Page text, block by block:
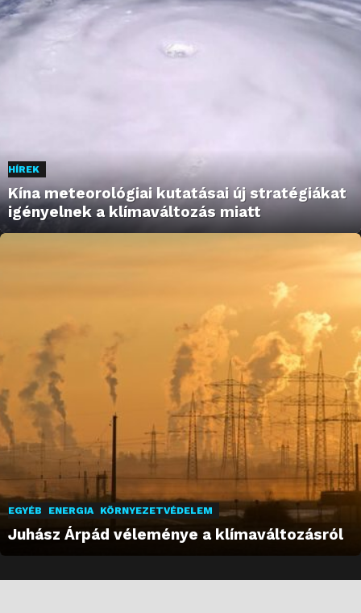
HÍREK
Kína meteorológiai kutatásai új stratégiákat
igényelnek a klímaváltozás miatt
EGYÉB ENERGIA KÖRNYEZETVÉDELEM
Juhász Árpád véleménye a klímaváltozásról